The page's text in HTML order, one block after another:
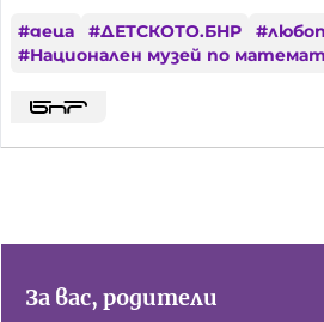
#деца #ДЕТСКОТО.БНР #
#Национален музей по
За вас, родители